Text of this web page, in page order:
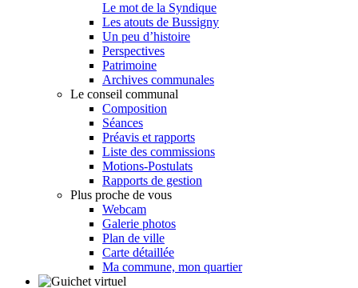
Le mot de la Syndique
Les atouts de Bussigny
Un peu d’histoire
Perspectives
Patrimoine
Archives communales
Le conseil communal
Composition
Séances
Préavis et rapports
Liste des commissions
Motions-Postulats
Rapports de gestion
Plus proche de vous
Webcam
Galerie photos
Plan de ville
Carte détaillée
Ma commune, mon quartier